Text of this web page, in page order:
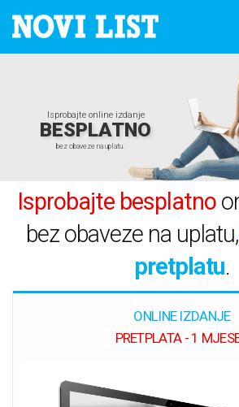
Isprobajte online izdanje
BESPLATNO
bez obaveze na uplatu.
Isprobajte besplatno
bez obaveze na uplatu,
pretplatu.
ONLINE IZDANJE
PRETPLATA - 1